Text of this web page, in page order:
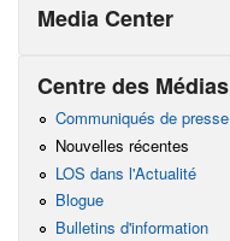
Media Center
Centre des Médias
Communiqués de presse
Nouvelles récentes
LOS dans l'Actualité
Blogue
Bulletins d'information